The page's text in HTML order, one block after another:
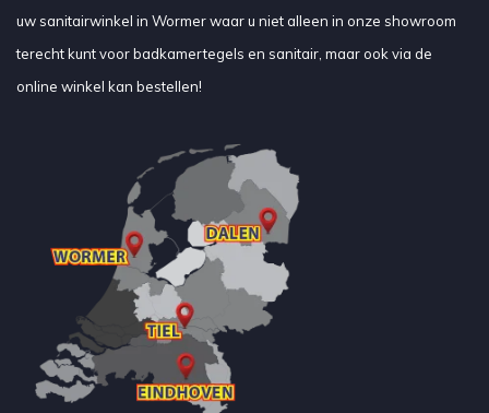
uw sanitairwinkel in Wormer waar u niet alleen in onze showroom
terecht kunt voor badkamertegels en sanitair, maar ook via de
online winkel kan bestellen!